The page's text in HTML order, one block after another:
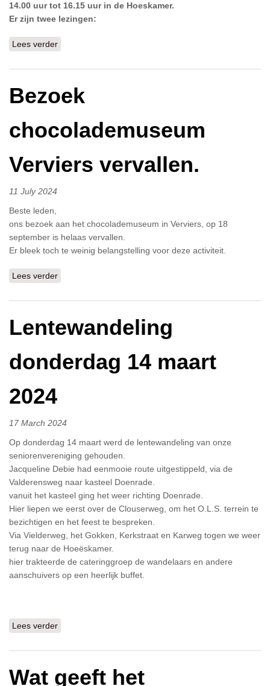
14.00 uur tot 16.15 uur in de Hoeskamer.
Er zijn twee lezingen:
Lees verder
Bezoek
chocolademuseum
Verviers vervallen.
11 July 2024
Beste leden,
ons bezoek aan het chocolademuseum in Verviers, op 18
september is helaas vervallen.
Er bleek toch te weinig belangstelling voor deze activiteit.
Lees verder
Lentewandeling
donderdag 14 maart
2024
17 March 2024
Op donderdag 14 maart werd de lentewandeling van onze
seniorenvereniging gehouden.
Jacqueline Debie had eenmooie route uitgestippeld, via de
Valderensweg naar kasteel Doenrade.
vanuit het kasteel ging het weer richting Doenrade.
Hier liepen we eerst over de Clouserweg, om het O.L.S. terrein te
bezichtigen en het feest te bespreken.
Via Vielderweg, het Gokken, Kerkstraat en Karweg togen we weer
terug naar de Hoeëskamer.
hier trakteerde de cateringgroep de wandelaars en andere
aanschuivers op een heerlijk buffet.
Lees verder
Wat geeft het